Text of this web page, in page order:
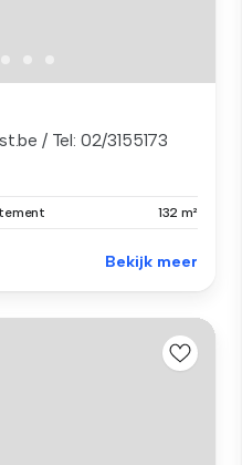
/ Tel: 02/3155173
132 m²
Bekijk meer